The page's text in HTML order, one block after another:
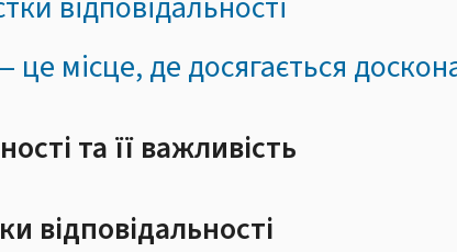
місце, де досягається
та її важливість
відповідальності